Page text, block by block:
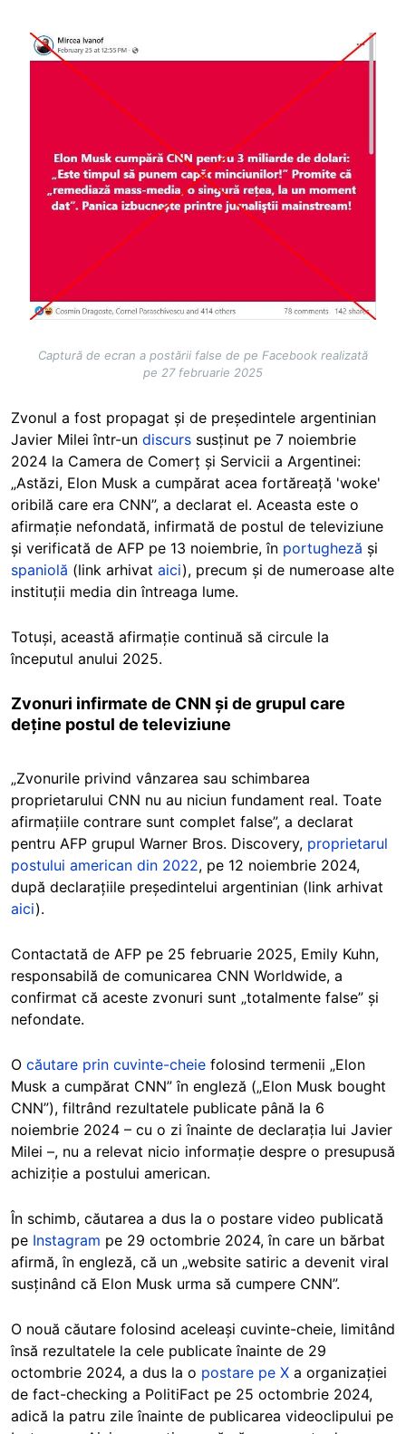
Image
Captură de ecran a postării false de pe Facebook realizată
pe 27 februarie 2025
Zvonul a fost propagat și de președintele argentinian
Javier Milei într-un discurs susținut pe 7 noiembrie
2024 la Camera de Comerț și Servicii a Argentinei:
„Astăzi, Elon Musk a cumpărat acea fortăreață 'woke'
oribilă care era CNN”, a declarat el. Aceasta este o
afirmație nefondată, infirmată de postul de televiziune
și verificată de AFP pe 13 noiembrie, în portugheză și
spaniolă (link arhivat aici), precum și de numeroase alte
instituții media din întreaga lume.
Totuși, această afirmație continuă să circule la
începutul anului 2025.
Zvonuri infirmate de CNN și de grupul care
deține postul de televiziune
„Zvonurile privind vânzarea sau schimbarea
proprietarului CNN nu au niciun fundament real. Toate
afirmațiile contrare sunt complet false”, a declarat
pentru AFP grupul Warner Bros. Discovery, proprietarul
postului american din 2022, pe 12 noiembrie 2024,
după declarațiile președintelui argentinian (link arhivat
aici).
Contactată de AFP pe 25 februarie 2025, Emily Kuhn,
responsabilă de comunicarea CNN Worldwide, a
confirmat că aceste zvonuri sunt „totalmente false” și
nefondate.
O căutare prin cuvinte-cheie folosind termenii „Elon
Musk a cumpărat CNN” în engleză („Elon Musk bought
CNN”), filtrând rezultatele publicate până la 6
noiembrie 2024 – cu o zi înainte de declarația lui Javier
Milei –, nu a relevat nicio informație despre o presupusă
achiziție a postului american.
În schimb, căutarea a dus la o postare video publicată
pe Instagram pe 29 octombrie 2024, în care un bărbat
afirmă, în engleză, că un „website satiric a devenit viral
susținând că Elon Musk urma să cumpere CNN”.
O nouă căutare folosind aceleași cuvinte-cheie, limitând
însă rezultatele la cele publicate înainte de 29
octombrie 2024, a dus la o postare pe X a organizației
de fact-checking a PolitiFact pe 25 octombrie 2024,
adică la patru zile înainte de publicarea videoclipului pe